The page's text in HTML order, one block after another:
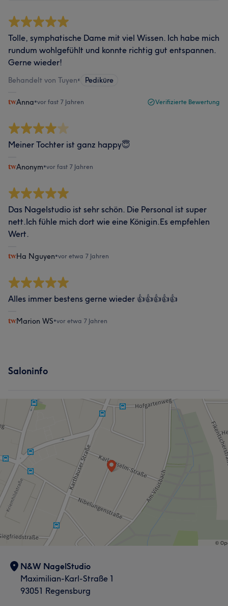
Tolle, symphatische Dame mit viel Wissen. Ich habe mich
rundum wohlgefühlt und konnte richtig gut entspannen.
Gerne wieder!
Behandelt von Tuyen• Pediküre
Anna•vor fast 7 Jahren Verifizierte Bewertung
Meiner Tochter ist ganz happy😇
Anonym•vor fast 7 Jahren
Das Nagelstudio ist sehr schön. Die Personal ist super
nett.Ich fühle mich dort wie eine Königin.Es empfehlen
Wert.
Ha Nguyen•vor etwa 7 Jahren
Alles immer bestens gerne wieder 👍👍👍👍👍
Marion WS•vor etwa 7 Jahren
Saloninfo
N&W NagelStudio
Maximilian-Karl-Straße 1
93051 Regensburg